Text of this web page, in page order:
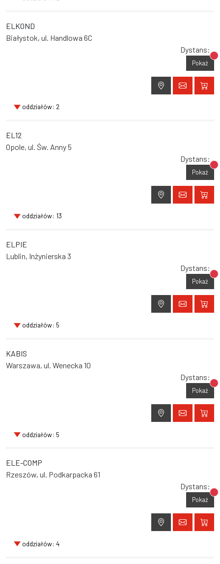
ELKOND
Białystok, ul. Handlowa 6C
Dystans:
Pokaż
oddziałów: 2
EL12
Opole, ul. Św. Anny 5
Dystans:
Pokaż
oddziałów: 13
ELPIE
Lublin, Inżynierska 3
Dystans:
Pokaż
oddziałów: 5
KABIS
Warszawa, ul. Wenecka 10
Dystans:
Pokaż
oddziałów: 5
ELE-COMP
Rzeszów, ul. Podkarpacka 61
Dystans:
Pokaż
oddziałów: 4